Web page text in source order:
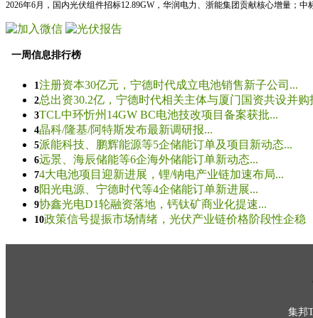
2026年6月，国内光伏组件招标12.89GW，华润电力、浙能集团贡献核心增量；
一周信息排行榜
1注册资本30亿元，宁德时代成立电池销售新子公司...
2总出资30.2亿，宁德时代相关主体与厦门国资共设并购
3TCL中环忻州14GW BC电池技改项目备案获批...
4晶科/隆基/阿特斯发布最新调研报...
5派能科技、鹏辉能源等5企储能订单及项目新动态...
6远景、海辰储能等6企海外储能订单新动态...
74大电池项目迎新进展，锂/钠电产业链加速布局...
8阳光电源、宁德时代等4企储能订单新进展...
9协鑫光电D1轮融资落地，钙钛矿商业化提速...
10政策信号提振市场情绪，光伏产业链价格阶段性企稳
集邦